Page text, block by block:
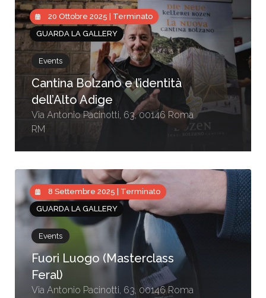
20 Ottobre 2025 | Terminato
GUARDA LA GALLERY
Events
Cantina Bolzano e l’identità
dell’Alto Adige
Via Antonio Pacinotti, 63, 00146 Roma
RM
8 Settembre 2025 | Terminato
GUARDA LA GALLERY
Events
Fuori Luogo (Masterclass
Feral)
Via Antonio Pacinotti, 63, 00146 Roma